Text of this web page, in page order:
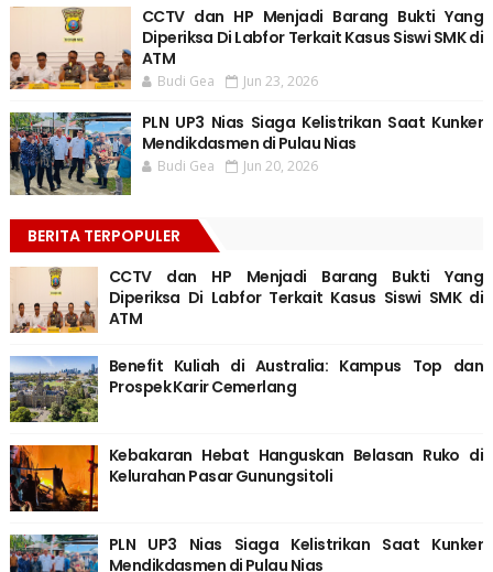
CCTV dan HP Menjadi Barang Bukti Yang
Diperiksa Di Labfor Terkait Kasus Siswi SMK di
ATM
Budi Gea Jun 23, 2026
PLN UP3 Nias Siaga Kelistrikan Saat Kunker
Mendikdasmen di Pulau Nias
Budi Gea Jun 20, 2026
BERITA TERPOPULER
CCTV dan HP Menjadi Barang Bukti Yang
Diperiksa Di Labfor Terkait Kasus Siswi SMK di
ATM
Benefit Kuliah di Australia: Kampus Top dan
Prospek Karir Cemerlang
Kebakaran Hebat Hanguskan Belasan Ruko di
Kelurahan Pasar Gunungsitoli
PLN UP3 Nias Siaga Kelistrikan Saat Kunker
Mendikdasmen di Pulau Nias